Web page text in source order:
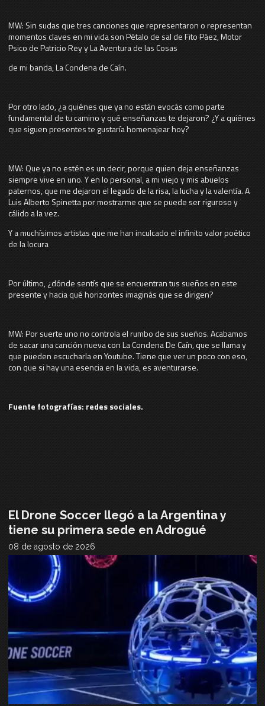
MW: Sin sudas que tres canciones que representaron o representan
momentos claves en mi vida son Pétalo de sal de Fito Páez, Motor
Psico de Patricio Rey y La Aventura de las Cosas
de mi banda, La Condena de Caín.
Por otro lado, ¿a quiénes que ya no están evocás como parte
fundamental de tu camino y qué enseñanzas te dejaron? ¿Y a quiénes
que siguen presentes te gustaría homenajear hoy?
MW: Que ya no estén es un decir, porque quien deja enseñanzas
siempre vive en uno. Y en lo personal, a mi viejo y mis abuelos
paternos, que me dejaron el legado de la risa, la lucha y la valentía. A
Luis Alberto Spinetta por mostrarme que se puede ser riguroso y
cálido a la vez.
Y a muchísimos artistas que me han inculcado el infinito valor poético
de la locura
Por último, ¿dónde sentís que se encuentran tus sueños en este
presente y hacia qué horizontes imaginás que se dirigen?
MW: Por suerte uno no controla el rumbo de sus sueños. Acabamos
de sacar una canción nueva con La Condena De Caín, que se llama y
que pueden escucharla en Youtube. Tiene que ver un poco con eso,
con que si hay una esencia en la vida, es aventurarse.
Fuente fotografías: redes sociales.
El Drone Soccer llegó a la Argentina y
tiene su primera sede en Adrogué
08 de agosto de 2026